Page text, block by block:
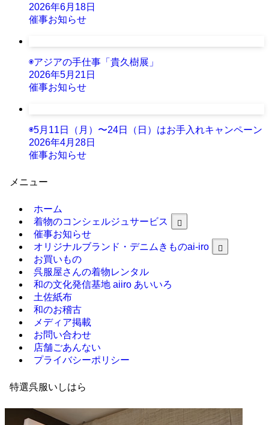
2026年6月18日
催事お知らせ
◉アジアの手仕事「貴久樹展」
2026年5月21日
催事お知らせ
◉5月11日（月）〜24日（日）はお手入れキャンペーン
2026年4月28日
催事お知らせ
メニュー
ホーム
着物のコンシェルジュサービス
催事お知らせ
オリジナルブランド・デニムきものai-iro
お買いもの
呉服屋さんの着物レンタル
和の文化発信基地 aiiro あいいろ
土佐紙布
和のお稽古
メディア掲載
お問い合わせ
店舗ごあんない
プライバシーポリシー
特選呉服いしはら